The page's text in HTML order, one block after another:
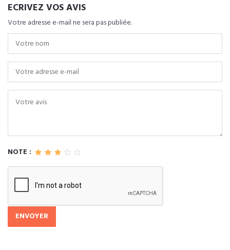
ECRIVEZ VOS AVIS
Votre adresse e-mail ne sera pas publiée.
NOTE :
ENVOYER